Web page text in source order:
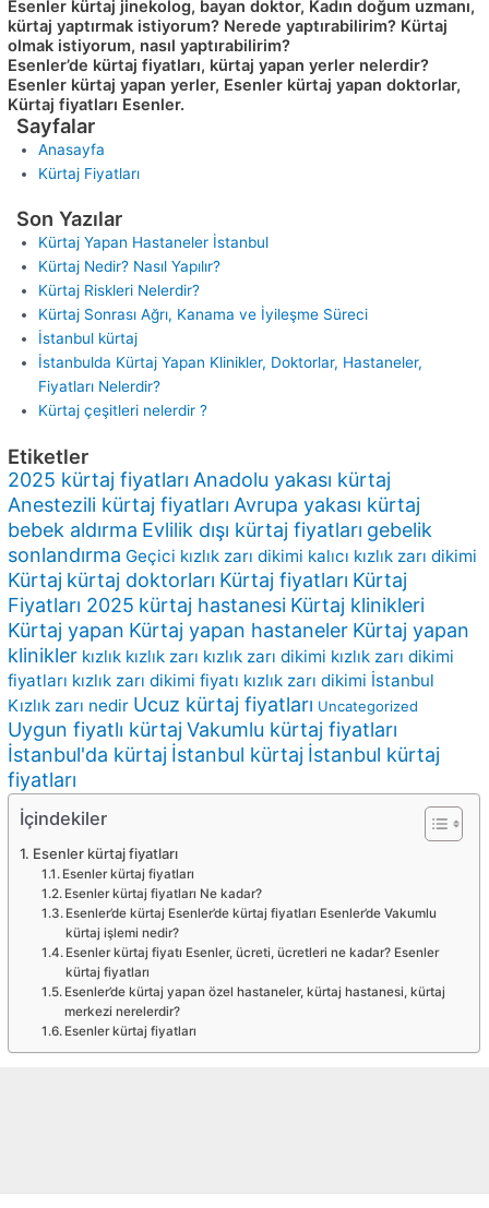
Esenler kürtaj jinekolog, bayan doktor, Kadın doğum uzmanı,
kürtaj yaptırmak istiyorum? Nerede yaptırabilirim? Kürtaj
olmak istiyorum, nasıl yaptırabilirim?
Esenler’de kürtaj fiyatları, kürtaj yapan yerler nelerdir?
Esenler kürtaj yapan yerler, Esenler kürtaj yapan doktorlar,
Kürtaj fiyatları Esenler.
Sayfalar
Anasayfa
Kürtaj Fiyatları
Son Yazılar
Kürtaj Yapan Hastaneler İstanbul
Kürtaj Nedir? Nasıl Yapılır?
Kürtaj Riskleri Nelerdir?
Kürtaj Sonrası Ağrı, Kanama ve İyileşme Süreci
İstanbul kürtaj
İstanbulda Kürtaj Yapan Klinikler, Doktorlar, Hastaneler,
Fiyatları Nelerdir?
Kürtaj çeşitleri nelerdir ?
Etiketler
2025 kürtaj fiyatları Anadolu yakası kürtaj
Anestezili kürtaj fiyatları Avrupa yakası kürtaj
bebek aldırma Evlilik dışı kürtaj fiyatları gebelik
sonlandırma Geçici kızlık zarı dikimi kalıcı kızlık zarı dikimi
Kürtaj kürtaj doktorları Kürtaj fiyatları Kürtaj
Fiyatları 2025 kürtaj hastanesi Kürtaj klinikleri
Kürtaj yapan Kürtaj yapan hastaneler Kürtaj yapan
klinikler kızlık kızlık zarı kızlık zarı dikimi kızlık zarı dikimi
fiyatları kızlık zarı dikimi fiyatı kızlık zarı dikimi İstanbul
Kızlık zarı nedir Ucuz kürtaj fiyatları Uncategorized
Uygun fiyatlı kürtaj Vakumlu kürtaj fiyatları
İstanbul'da kürtaj İstanbul kürtaj İstanbul kürtaj
fiyatları
İçindekiler
Esenler kürtaj fiyatları
Esenler kürtaj fiyatları
Esenler kürtaj fiyatları Ne kadar?
Esenler’de kürtaj Esenler’de kürtaj fiyatları Esenler’de Vakumlu
kürtaj işlemi nedir?
Esenler kürtaj fiyatı Esenler, ücreti, ücretleri ne kadar? Esenler
kürtaj fiyatları
Esenler’de kürtaj yapan özel hastaneler, kürtaj hastanesi, kürtaj
merkezi nerelerdir?
Esenler kürtaj fiyatları